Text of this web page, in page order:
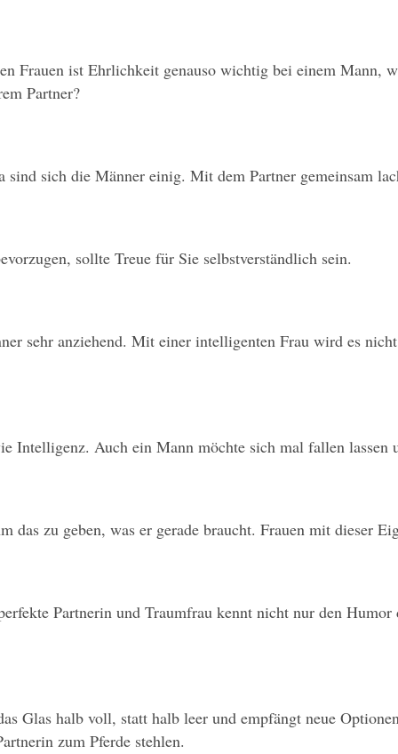
Frauen ist Ehrlichkeit genauso wichtig bei einem
Partner?
sich die Männer einig. Mit dem Partner gemeinsam
sollte Treue für Sie selbstverständlich sein.
sehr anziehend. Mit einer intelligenten Frau wird es
Intelligenz. Auch ein Mann möchte sich mal fallen lassen
das zu geben, was er gerade braucht. Frauen mit dieser
Partnerin und Traumfrau kennt nicht nur den
Glas halb voll, statt halb leer und empfängt neue
zum Pferde stehlen.